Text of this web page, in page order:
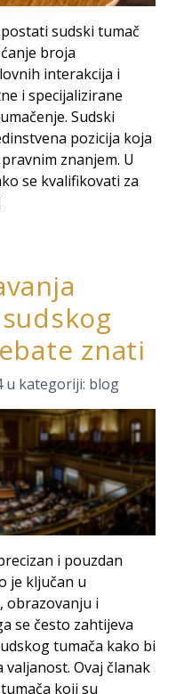
sudski tumač
broja
interakcija i
i specijalizirane
Sudski
pozicija koja
znanjem. U
se kvalifikovati za
znati
u kategoriji: blog
i pouzdan
je ključan u
obrazovanju i
se često zahtijeva
tumača kako bi
Ovaj članak
koji su